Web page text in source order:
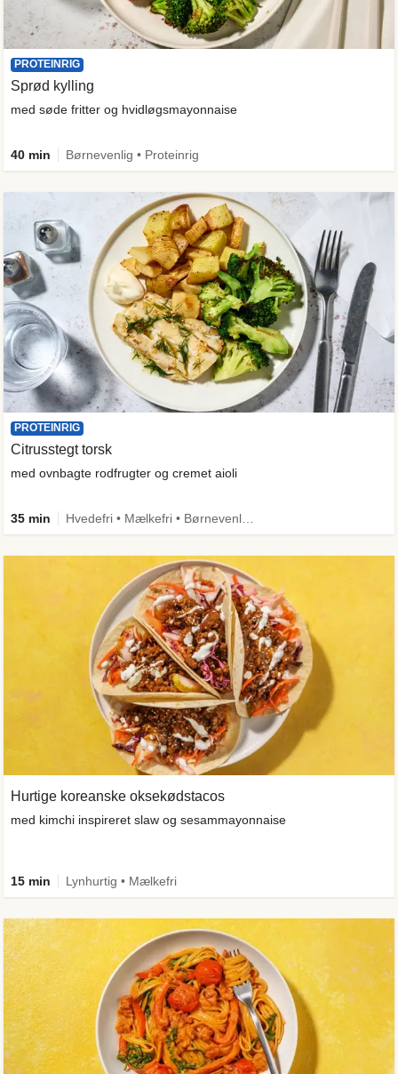
PROTEINRIG
Sprød kylling
med søde fritter og hvidløgsmayonnaise
40 min Børnevenlig • Proteinrig
PROTEINRIG
Citrusstegt torsk
med ovnbagte rodfrugter og cremet aioli
35 min
Hurtige koreanske oksekødstacos
med kimchi inspireret slaw og sesammayonnaise
15 min Lynhurtig • Mælkefri